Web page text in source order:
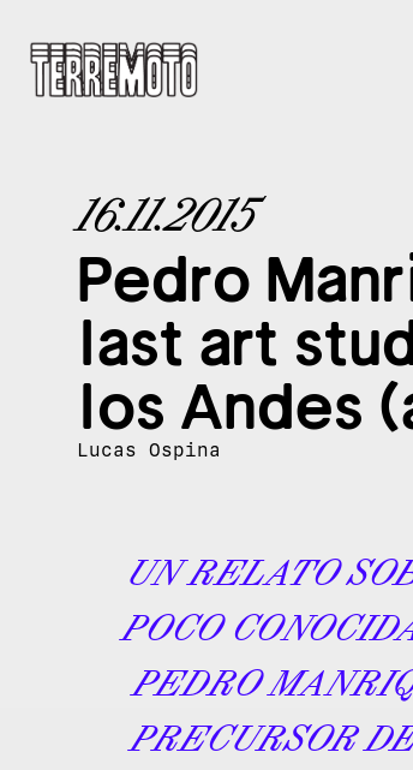
16.11.2015
Pedro
last art
los Andes
Lucas Ospina
UN RELATO
POCO
PEDRO
PRECURSOR